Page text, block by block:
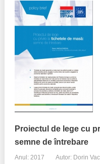
Proiectul de lege cu
semne de întrebare
Anul: 2017 Autor: Dorin